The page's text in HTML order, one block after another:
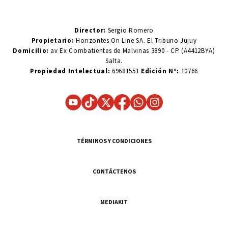
Director: Sergio Romero
Propietario:Horizontes On Line SA. El Tribuno Jujuy
Domicilio: av Ex Combatientes de Malvinas 3890 - CP (A4412BYA)
Salta.
Propiedad Intelectual: 69681551 Edición N°: 10766
TÉRMINOS Y CONDICIONES
CONTÁCTENOS
MEDIAKIT